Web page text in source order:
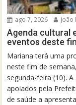
ago 7, 2026 João
Agenda cultural
eventos deste
Mariana terá uma
neste fim de
segunda-feira (10).
apoiados pela
de saúde a